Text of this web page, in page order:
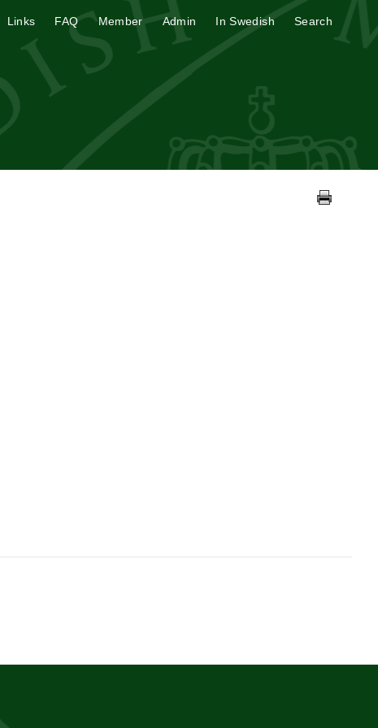
Links FAQ Member Admin In Swedish Search